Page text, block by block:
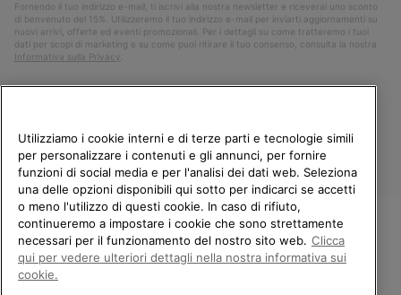
Fornendo il tuo indirizzo e-mail, ti iscrivi alla nostra newsletter e riceverai uno sconto
di benvenuto del 15%. Utilizzeremo il tuo indirizzo e-mail per inviarti aggiornamenti su
nuovi arrivi, offerte ed eventi promozionali. Per i dettagli su come tratteremo i tuoi
dati per scopi di marketing e su come puoi ritirare il tuo consenso, consulta la nostra
Informativa sulla Privacy
Italia
©2026Columbia Sportswear Company. Avenue des Morgines, 12 1213
Petit-Lancy Switzerland. Tutti i diritti riservati.
BENVENUTO/A IN SOREL.
SELEZIONA IL TUO PAESE DI
Utilizziamo i cookie interni e di terze parti e tecnologie simili
per personalizzare i contenuti e gli annunci, per fornire
funzioni di social media e per l'analisi dei dati web. Seleziona
una delle opzioni disponibili qui sotto per indicarci se accetti
o meno l'utilizzo di questi cookie. In caso di rifiuto,
continueremo a impostare i cookie che sono strettamente
necessari per il funzionamento del nostro sito web. Clicca
qui per vedere ulteriori dettagli nella nostra informativa sui
cookie.